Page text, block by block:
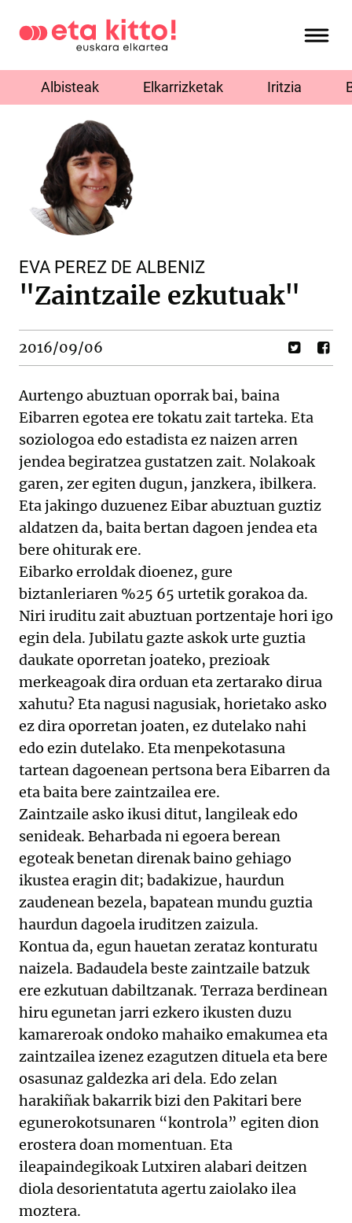
Albisteak Elkarrizketak Iritzia
EVA PEREZ DE ALBENIZ
"Zaintzaile ezkutuak"
2016/09/06
Aurtengo abuztuan oporrak bai, baina
Eibarren egotea ere tokatu zait tarteka. Eta
soziologoa edo estadista ez naizen arren
jendea begiratzea gustatzen zait. Nolakoak
garen, zer egiten dugun, janzkera, ibilkera.
Eta jakingo duzuenez Eibar abuztuan guztiz
aldatzen da, baita bertan dagoen jendea eta
bere ohiturak ere.
Eibarko erroldak dioenez, gure
biztanleriaren %25 65 urtetik gorakoa da.
Niri iruditu zait abuztuan portzentaje hori igo
egin dela. Jubilatu gazte askok urte guztia
daukate oporretan joateko, prezioak
merkeagoak dira orduan eta zertarako dirua
xahutu? Eta nagusi nagusiak, horietako asko
ez dira oporretan joaten, ez dutelako nahi
edo ezin dutelako. Eta menpekotasuna
tartean dagoenean pertsona bera Eibarren da
eta baita bere zaintzailea ere.
Zaintzaile asko ikusi ditut, langileak edo
senideak. Beharbada ni egoera berean
egoteak benetan direnak baino gehiago
ikustea eragin dit; badakizue, haurdun
zaudenean bezela, bapatean mundu guztia
haurdun dagoela iruditzen zaizula.
Kontua da, egun hauetan zerataz konturatu
naizela. Badaudela beste zaintzaile batzuk
ere ezkutuan dabiltzanak. Terraza berdinean
hiru egunetan jarri ezkero ikusten duzu
kamareroak ondoko mahaiko emakumea eta
zaintzailea izenez ezagutzen dituela eta bere
osasunaz galdezka ari dela. Edo zelan
harakiñak bakarrik bizi den Pakitari bere
egunerokotsunaren “kontrola” egiten dion
erostera doan momentuan. Eta
ileapaindegikoak Lutxiren alabari deitzen
diola desorientatuta agertu zaiolako ilea
moztera.